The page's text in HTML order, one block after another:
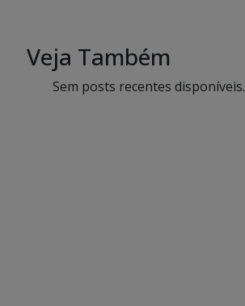
Veja Também
Sem posts recentes disponíveis.